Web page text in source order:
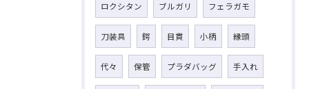
ロクシタン ブルガリ フェラガモ
刀装具 鍔 目貫 小柄 縁頭
代々 保管 プラダバッグ 手入れ